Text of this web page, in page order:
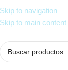
Skip to navigation
Skip to main content